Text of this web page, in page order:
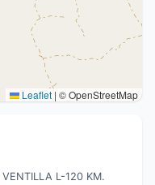
Leaflet | © OpenStreetMap
VENTILLA L-120 KM.